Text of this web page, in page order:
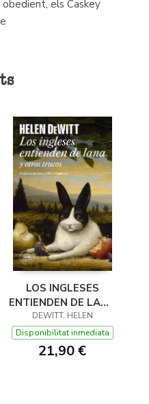
obedient, els Caskey
LOS INGLESES
ENTIENDEN DE LANA
(Y OTROS TRUCOS)
DEWITT, HELEN
Disponibilitat inmediata
21,90 €